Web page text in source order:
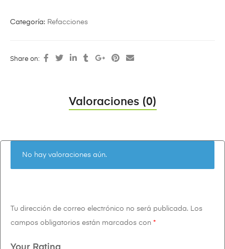
Categoría: Refacciones
Share on:
Valoraciones (0)
No hay valoraciones aún.
Tu dirección de correo electrónico no será publicada. Los
campos obligatorios están marcados con *